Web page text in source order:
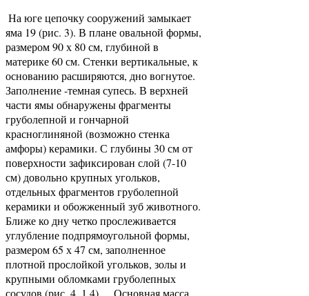
На юге цепочку сооружений замыкает
яма 19 (рис. 3). В плане овальной формы,
размером 90 х 80 см, глубиной в
материке 60 см. Стенки вертикальные, к
основанию расширяются, дно вогнутое.
Заполнение -темная супесь. В верхней
части ямы обнаружены фрагменты
груболепной и гончарной
красноглиняной (возможно стенка
амфоры) керамики. С глубины 30 см от
поверхности зафиксирован слой (7-10
см) довольно крупных угольков,
отдельных фрагментов груболепной
керамики и обожженный зуб животного.
Ближе ко дну четко прослеживается
углубление подпрямоугольной формы,
размером 65 х 47 см, заполненное
плотной прослойкой угольков, золы и
крупными обломками груболепных
сосудов (рис. 4, 1,4). Основная масса